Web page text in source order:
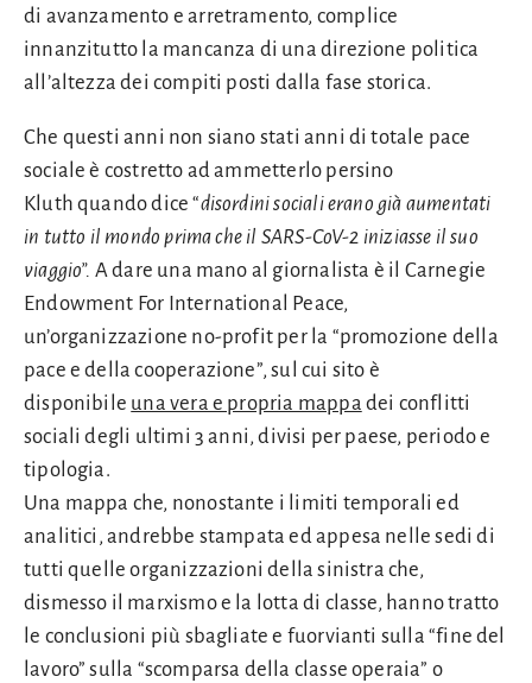
di avanzamento e arretramento, complice
innanzitutto la mancanza di una direzione politica
all’altezza dei compiti posti dalla fase storica.
Che questi anni non siano stati anni di totale pace
sociale è costretto ad ammetterlo persino
Kluth quando dice “disordini sociali erano già aumentati
in tutto il mondo prima che il SARS-CoV-2 iniziasse il suo
viaggio”. A dare una mano al giornalista è il Carnegie
Endowment For International Peace,
un’organizzazione no-profit per la “promozione della
pace e della cooperazione”, sul cui sito è
disponibile una vera e propria mappa dei conflitti
sociali degli ultimi 3 anni, divisi per paese, periodo e
tipologia.
Una mappa che, nonostante i limiti temporali ed
analitici, andrebbe stampata ed appesa nelle sedi di
tutti quelle organizzazioni della sinistra che,
dismesso il marxismo e la lotta di classe, hanno tratto
le conclusioni più sbagliate e fuorvianti sulla “fine del
lavoro” sulla “scomparsa della classe operaia” o